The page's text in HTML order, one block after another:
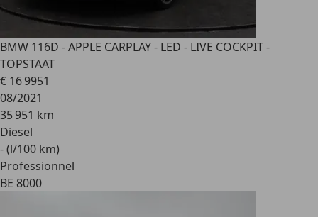
BMW 116D - APPLE CARPLAY - LED - LIVE COCKPIT -
TOPSTAAT
€ 16 9951
08/2021
35 951 km
Diesel
- (l/100 km)
Professionnel
BE 8000